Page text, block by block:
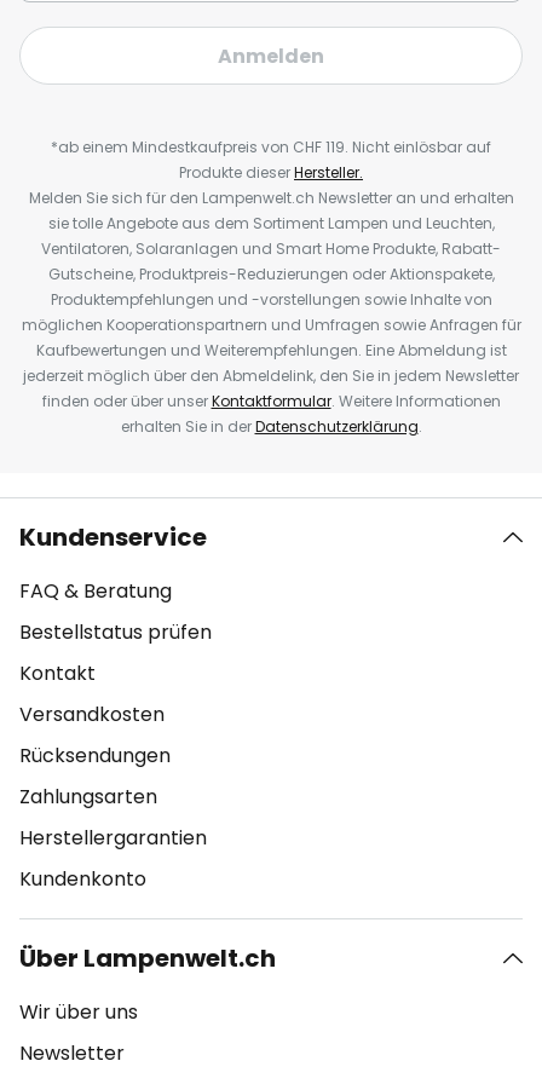
Anmelden
*ab einem Mindestkaufpreis von CHF 119. Nicht einlösbar auf
Produkte dieserHersteller.
Melden Sie sich für den Lampenwelt.ch Newsletter an und erhalten
sie tolle Angebote aus dem Sortiment Lampen und Leuchten,
Ventilatoren, Solaranlagen und Smart Home Produkte, Rabatt-
Gutscheine, Produktpreis-Reduzierungen oder Aktionspakete,
Produktempfehlungen und -vorstellungen sowie Inhalte von
möglichen Kooperationspartnern und Umfragen sowie Anfragen für
Kaufbewertungen und Weiterempfehlungen. Eine Abmeldung ist
jederzeit möglich über den Abmeldelink, den Sie in jedem Newsletter
finden oder über unserKontaktformular. Weitere Informationen
erhalten Sie in derDatenschutzerklärung.
Kundenservice
FAQ & Beratung
Bestellstatus prüfen
Kontakt
Versandkosten
Rücksendungen
Zahlungsarten
Herstellergarantien
Kundenkonto
Über Lampenwelt.ch
Wir über uns
Newsletter